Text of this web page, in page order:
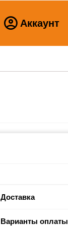
Аккаунт
Доставка
Варианты оплаты